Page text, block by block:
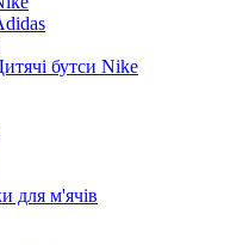
бутси Nike
для м'ячів